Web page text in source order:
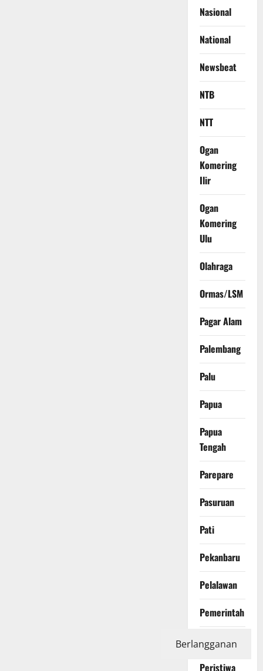
Nasional
National
Newsbeat
NTB
NTT
Ogan
Komering
Ilir
Ogan
Komering
Ulu
Olahraga
Ormas/LSM
Pagar Alam
Palembang
Palu
Papua
Papua
Tengah
Parepare
Pasuruan
Pati
Pekanbaru
Pelalawan
Pemerintah
Pendidikan
Peristiwa
Berlangganan